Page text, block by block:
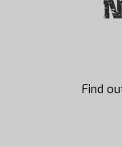
Find